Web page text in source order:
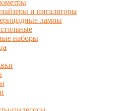
и ингаляторы
лампы
наборы